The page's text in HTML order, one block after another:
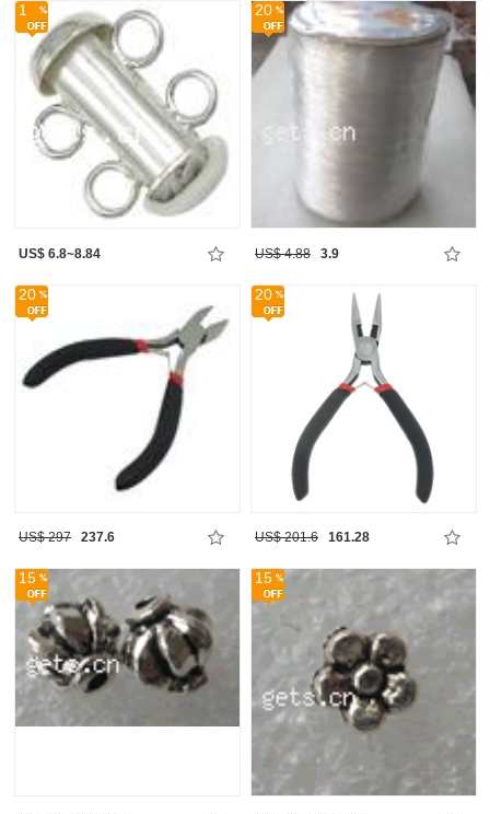
1
US$ 6.8~8.84
20
US$ 4.88 3.9
20
US$ 297 237.6
20
US$ 201.6 161.28
15 15